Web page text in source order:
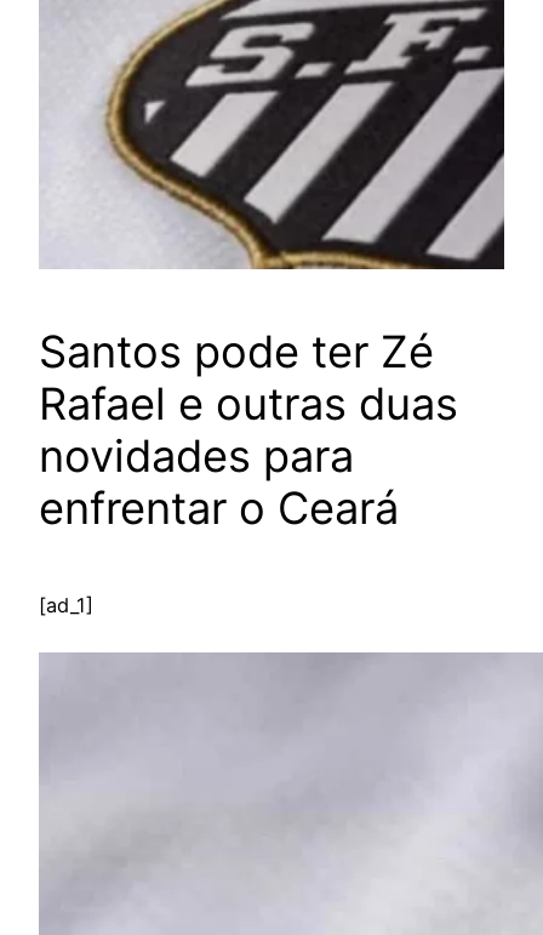
Santos pode ter Zé
Rafael e outras duas
novidades para
enfrentar o Ceará
[ad_1]